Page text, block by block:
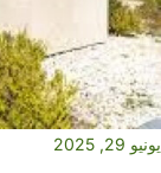
يونيو 29, 2025